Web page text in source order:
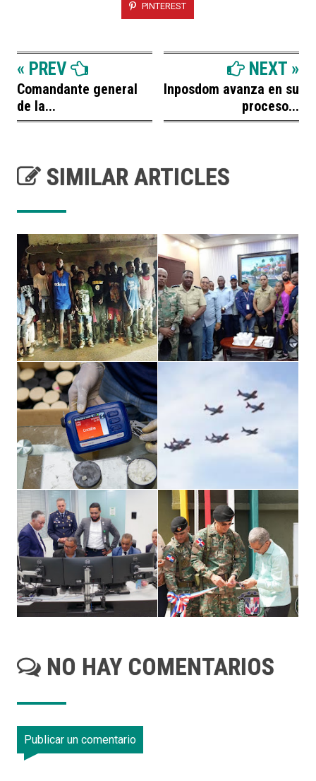
PINTEREST
« PREV
Comandante general
de la...
NEXT »
Inposdom avanza en su
proceso...
SIMILAR ARTICLES
NO HAY COMENTARIOS
Publicar un comentario